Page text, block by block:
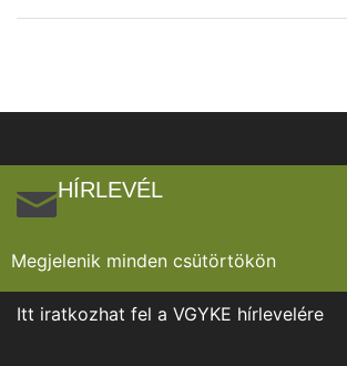
HÍRLEVÉL
Megjelenik minden csütörtökön
Itt iratkozhat fel a VGYKE hírlevelére